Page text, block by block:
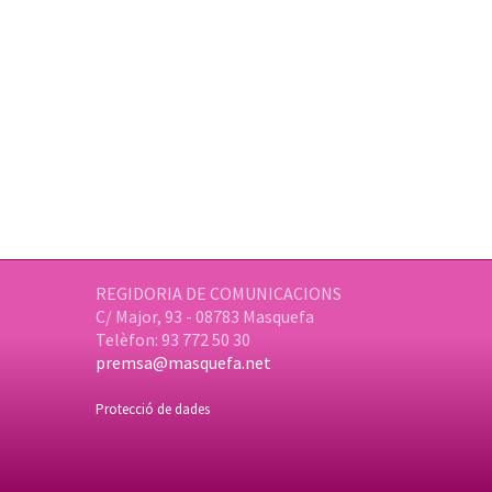
REGIDORIA DE COMUNICACIONS
C/ Major, 93 - 08783 Masquefa
Telèfon: 93 772 50 30
premsa@masquefa.net
Protecció de dades